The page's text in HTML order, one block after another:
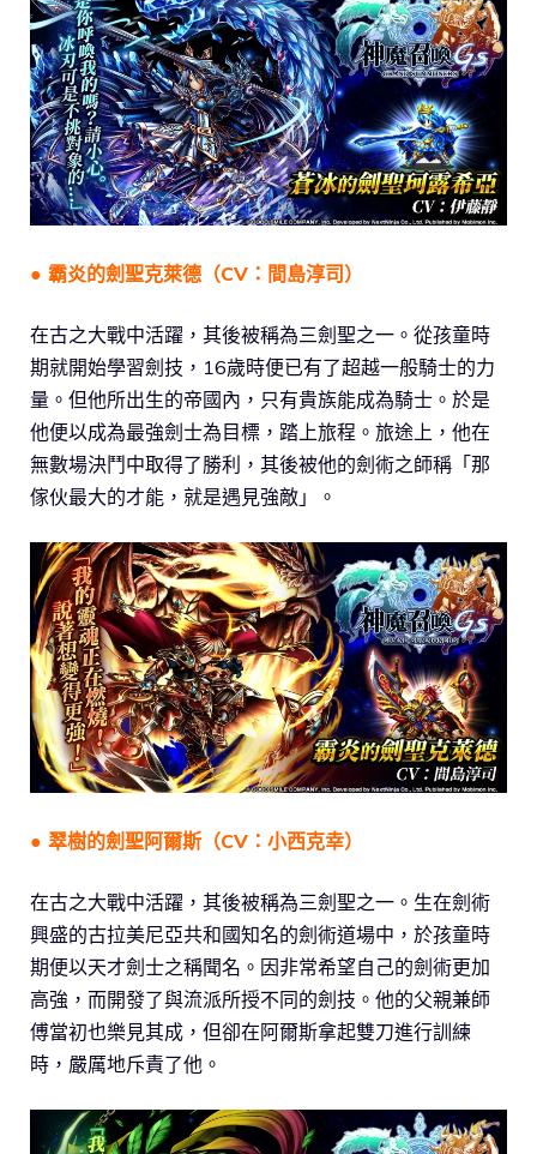
● 霸炎的劍聖克萊德（CV：間島淳司）
在古之大戰中活躍，其後被稱為三劍聖之一。從孩童時
期就開始學習劍技，16歲時便已有了超越一般騎士的力
量。但他所出生的帝國內，只有貴族能成為騎士。於是
他便以成為最強劍士為目標，踏上旅程。旅途上，他在
無數場決鬥中取得了勝利，其後被他的劍術之師稱「那
傢伙最大的才能，就是遇見強敵」。
● 翠樹的劍聖阿爾斯（CV：小西克幸）
在古之大戰中活躍，其後被稱為三劍聖之一。生在劍術
興盛的古拉美尼亞共和國知名的劍術道場中，於孩童時
期便以天才劍士之稱聞名。因非常希望自己的劍術更加
高強，而開發了與流派所授不同的劍技。他的父親兼師
傅當初也樂見其成，但卻在阿爾斯拿起雙刀進行訓練
時，嚴厲地斥責了他。